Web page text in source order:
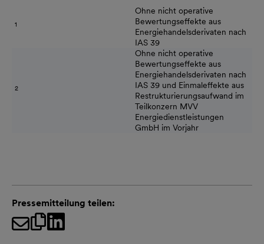
1
Ohne nicht operative
Bewertungseffekte aus
Energiehandelsderivaten nach
IAS 39
2
Ohne nicht operative
Bewertungseffekte aus
Energiehandelsderivaten nach
IAS 39 und Einmaleffekte aus
Restrukturierungsaufwand im
Teilkonzern MVV
Energiedienstleistungen
GmbH im Vorjahr
Pressemitteilung teilen: